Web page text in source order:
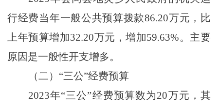
行经费当年一般公共预算拨款86.20万元，比
上年预算增加32.20万元，增加59.63%。主要
原因是一般性开支增多。
（二）“三公”经费预算
2023年“三公”经费预算数为20万元，其